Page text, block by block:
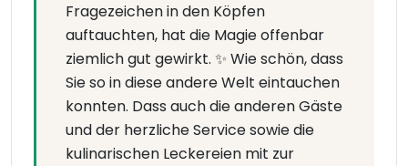
Fragezeichen in den Köpfen
auftauchten, hat die Magie offenbar
ziemlich gut gewirkt. ✨ Wie schön, dass
Sie so in diese andere Welt eintauchen
konnten. Dass auch die anderen Gäste
und der herzliche Service sowie die
kulinarischen Leckereien mit zur